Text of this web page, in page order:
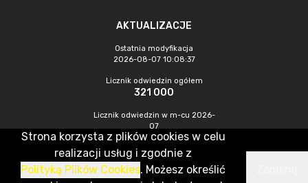
AKTUALIZACJE
Ostatnia modyfikacja
2026-08-07 10:08:37
Licznik odwiedzin ogółem
321 000
Licznik odwiedzin w m-cu 2026-
07
1 059
CMS & Hosting: Nefeni Sp. z o.o.
Strona korzysta z plików cookies w celu
realizacji usług i zgodnie z
Polityką Plików Cookies. Możesz określić